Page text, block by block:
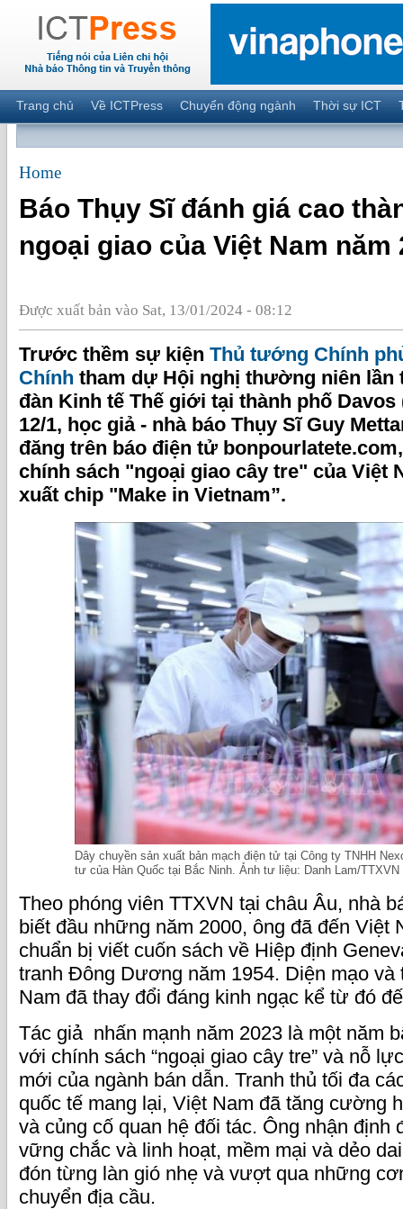
Trang chủ Về ICTPress Chuyển động ngành Thời sự ICT
Home
Báo Thụy Sĩ đánh giá cao
ngoại giao của Việt Nam năm
Được xuất bản vào Sat, 13/01/2024 - 08:12
Trước thềm sự kiện Thủ tướng Chính
Chính tham dự Hội nghị thường niên lần
đàn Kinh tế Thế giới tại thành phố Davos
12/1, học giả - nhà báo Thụy Sĩ Guy
đăng trên báo điện tử
chính sách "ngoại giao cây tre" của Việt
xuất chip "Make in Vietnam”.
Dây chuyền sản xuất bản mạch điện tử tại Công ty TNHH
tư của Hàn Quốc tại Bắc Ninh. Ảnh tư liệu: Danh Lam/TTXVN
Theo phóng viên TTXVN tại châu Âu, nhà
biết đầu những năm 2000, ông đã đến Việt
chuẩn bị viết cuốn sách về Hiệp định
tranh Đông Dương năm 1954. Diện mạo
Nam đã thay đổi đáng kinh ngạc kể từ đó
Tác giả nhấn mạnh năm 2023 là một năm
với chính sách “ngoại giao cây tre” và nỗ
mới của ngành bán dẫn. Tranh thủ tối đa
quốc tế mang lại, Việt Nam đã tăng cường
và củng cố quan hệ đối tác. Ông nhận định
vững chắc và linh hoạt, mềm mại và dẻo
đón từng làn gió nhẹ và vượt qua những
chuyển địa cầu.